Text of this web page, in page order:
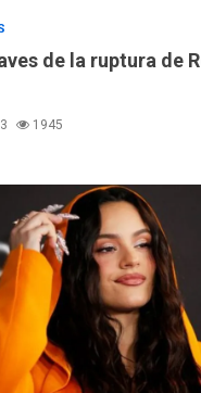
de la ruptura de
1945